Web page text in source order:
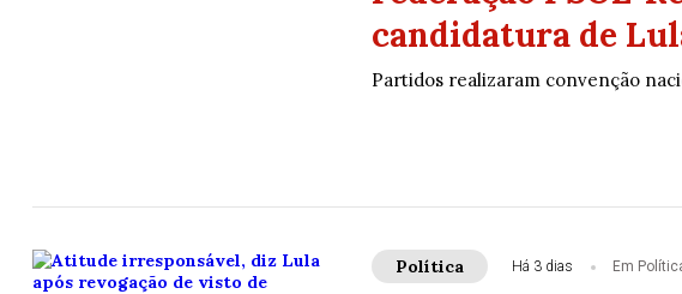
candidatura de
Partidos realizaram convenção
Política Há 3 dias Em